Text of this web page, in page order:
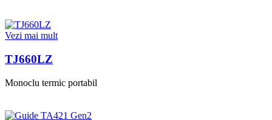
Vezi mai mult
TJ660LZ
Monoclu termic portabil